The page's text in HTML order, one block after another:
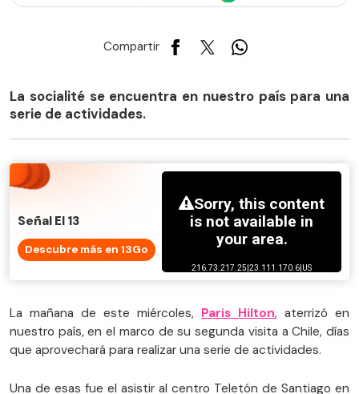
Compartir
La socialité se encuentra en nuestro país para una
serie de actividades.
Señal El 13
Descubre más en 13Go
La mañana de este miércoles, Paris Hilton, aterrizó en
nuestro país, en el marco de su segunda visita a Chile, días
que aprovechará para realizar una serie de actividades.
Una de esas fue el asistir al centro Teletón de Santiago en